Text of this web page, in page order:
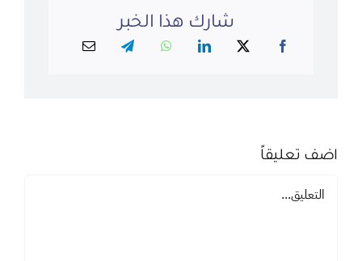
شارك هذا الخبر
اضف تعليقاً
تعليق